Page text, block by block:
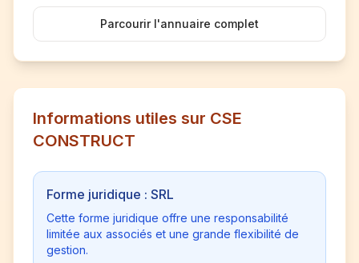
Parcourir l'annuaire complet
Informations utiles sur CSE
CONSTRUCT
Forme juridique : SRL
Cette forme juridique offre une responsabilité
limitée aux associés et une grande flexibilité de
gestion.